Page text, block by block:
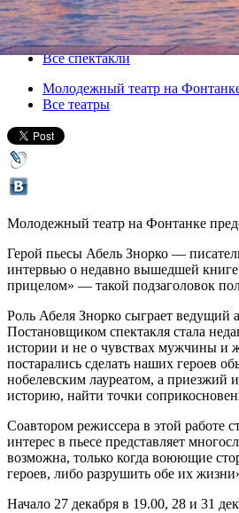
27 декабря 2019, пятница-31
Версия для печати
Все спектакли
Молодежный театр на
Все театры
Молодежный театр на Фонтанке
Герой пьесы Абель Знорко —
интервью о недавно вышедшей книге,
прицелом» — такой подзаголовок
Роль Абеля Знорко сыграет
Постановщиком спектакля стала
истории и не о чувствах мужчины и
постарались сделать наших героев
нобелевским лауреатом, а
историю, найти точки
Соавтором режиссера в этой работе
интерес в пьесе представляет
возможна, только когда воюющие
героев, либо разрушить обе их
Начало 27 декабря в 19.00, 28 и 31